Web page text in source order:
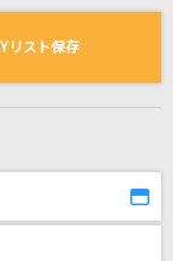
TIME- Ver.)
リスト保存